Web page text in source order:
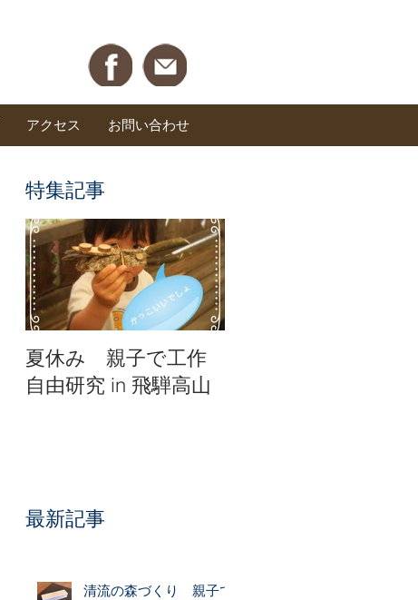
アクセス お問い合わせ
特集記事
夏休み 親子で工作
自由研究 in 飛騨高山
最新記事
清流の森づくり 親子で